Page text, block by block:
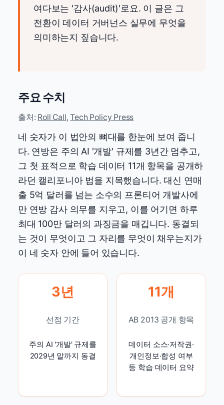
여다보는 '감사(audit)'로요. 이 글은 그
전환이 데이터 거버넌스 실무에 무엇을
의미하는지 짚습니다.
주요 수치
출처: Roll Call,Tech Policy Press
네 숫자가 이 법안의 뼈대를 한눈에 보여 줍니
다. 연방은 주의 AI '개발' 규제를 3년간 멈추고,
그 첫 표적으로 학습 데이터 11개 항목을 공개하
라던 캘리포니아 법을 지목했습니다. 대신 연매
출 5억 달러를 넘는 소수의 프론티어 개발사에
만 연방 감사 의무를 지우고, 이를 어기면 하루
최대 100만 달러의 과징금을 매깁니다. 동결되
는 것이 무엇이고 그 자리를 무엇이 채우는지가
이 네 숫자 안에 들어 있습니다.
3년
선점 기간
주의 AI '개발' 규제를
2029년 말까지 동결
11개
AB 2013 공개 항목
데이터 소스·저작권·
개인정보·합성 여부
등 학습 데이터 요약